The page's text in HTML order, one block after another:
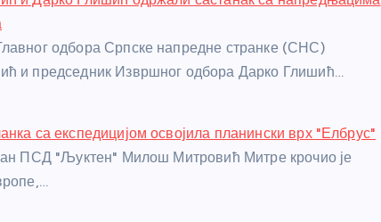
одбора Српске напредне странке (СНС)
и председник Извршног одбора Дарко Глишић…
са експедицијом освојила планински врх "Елбрус"
ПСД "Љуктен" Милош Митровић Митре крочио је